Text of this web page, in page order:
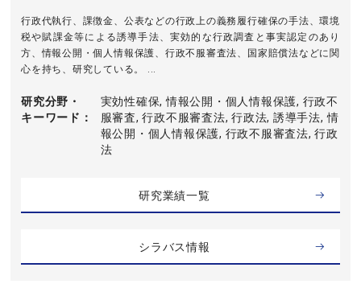
行政代執行、課徴金、公表などの行政上の義務履行確保の手法、環境
税や賦課金等による誘導手法、実効的な行政調査と事実認定のあり
方、情報公開・個人情報保護、行政不服審査法、国家賠償法などに関
心を持ち、研究している。 ...
研究分野・
キーワード
実効性確保, 情報公開・個人情報保護, 行政不
服審査, 行政不服審査法, 行政法, 誘導手法, 情
報公開・個人情報保護, 行政不服審査法, 行政
法
研究業績一覧
シラバス情報